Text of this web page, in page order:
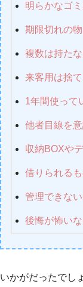
明らかなゴ
期限切れの
複数は持た
来客用は捨
1年間使って
他者目線を
収納BOXや
借りられる
管理できな
後悔が怖い
いかがだったでし